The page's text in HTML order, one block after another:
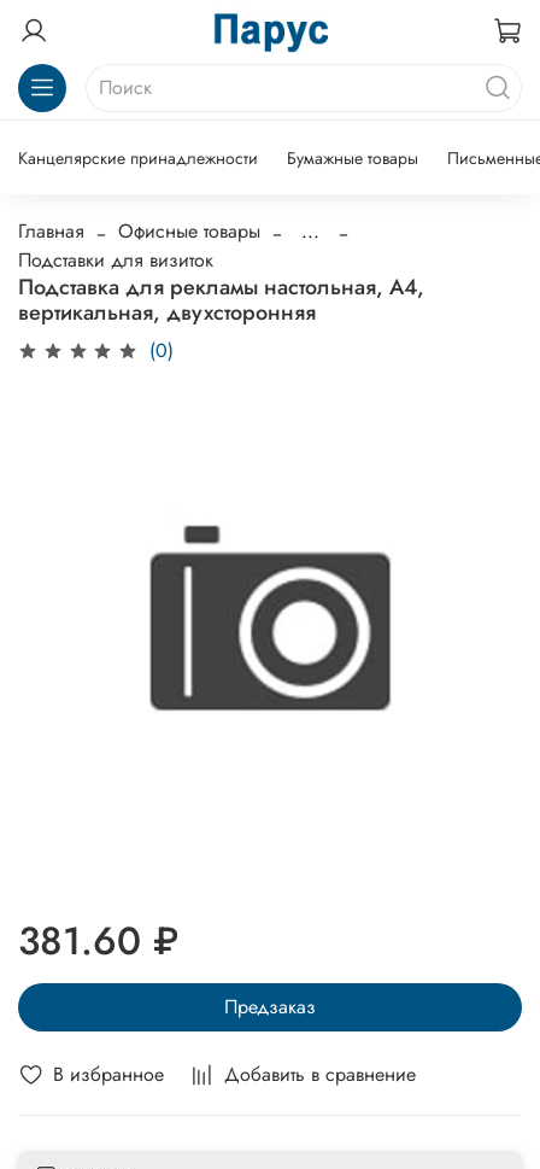
Канцелярские принадлежности Бумажные товары
Главная Офисные товары
...
Подставки для визиток
Подставка для рекламы настольная, А4,
вертикальная, двухсторонняя
(0)
В избранное Добавить в сравнение
381.60 ₽
Предзаказ